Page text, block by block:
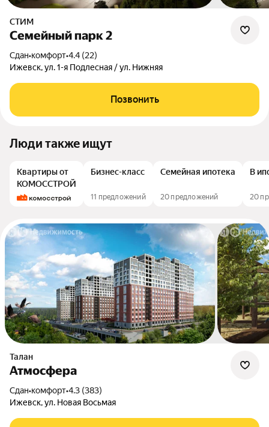
СТИМ
Семейный парк 2
Сдан•комфорт•4.4 (22)
Ижевск, ул. 1-я Подлесная / ул. Нижняя
Позвонить
Люди также ищут
Квартиры от
КОМОССТРОЙ
Бизнес-класс
11 предложений
Семейная ипотека
20 предложений
В
20
Талан
Атмосфера
Сдан•комфорт•4.3 (383)
Ижевск, ул. Новая Восьмая